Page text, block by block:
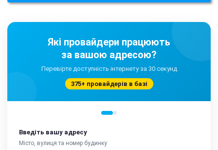
Які провайдери працюють
за вашою адресою?
Перевірте доступність інтернету за 30 секунд
375+ провайдерів в базі
Введіть вашу адресу
Місто, вулиця та номер будинку